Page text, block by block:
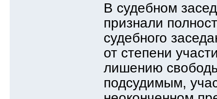
В судебном
признали
судебного
от степени
лишению
подсудимым,